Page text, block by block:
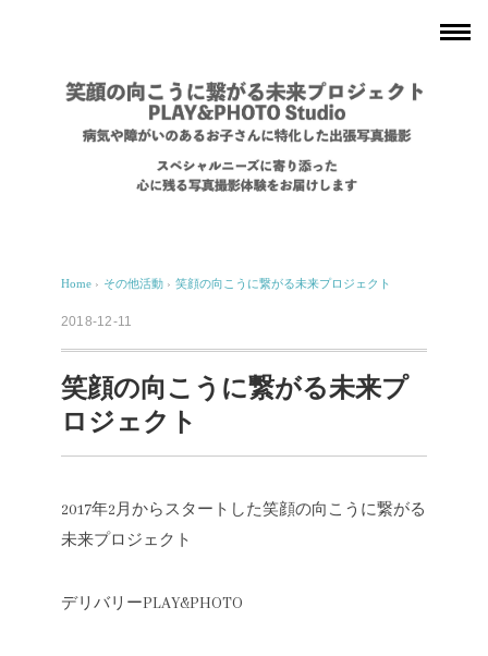
Home › その他活動 › 笑顔の向こうに繋がる未来プロジェクト
2018-12-11
笑顔の向こうに繋がる未来プ
ロジェクト
2017年2月からスタートした笑顔の向こうに繋がる
未来プロジェクト
デリバリーPLAY&PHOTO